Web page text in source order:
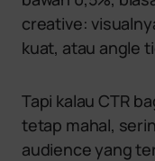
creative:
kuat, atau angle
Tapi kalau CTR
tetap mahal,
audience yang